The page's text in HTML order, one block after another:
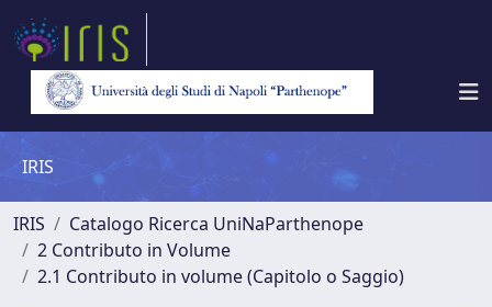
IRIS
IRIS
Catalogo Ricerca UniNaParthenope
2 Contributo in Volume
2.1 Contributo in volume (Capitolo o Saggio)